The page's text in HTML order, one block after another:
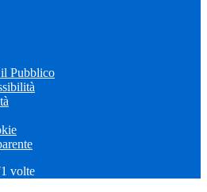
Pubblico
volte